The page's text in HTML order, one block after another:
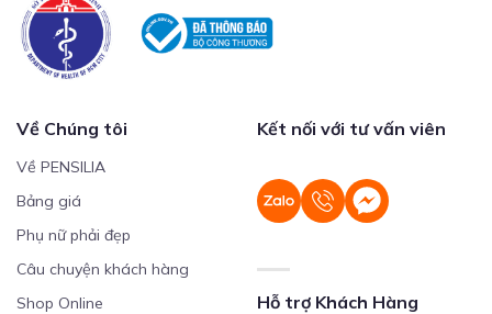
Về Chúng tôi
Về PENSILIA
Bảng giá
Phụ nữ phải đẹp
Câu chuyện khách hàng
Shop Online
Kết nối với tư vấn viên
Hỗ trợ Khách Hàng